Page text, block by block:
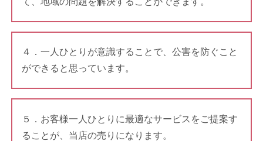
４．一人ひとりが意識することで、公害を防ぐこと
ができると思っています。
５．お客様一人ひとりに最適なサービスをご提案す
ることが、当店の売りになります。